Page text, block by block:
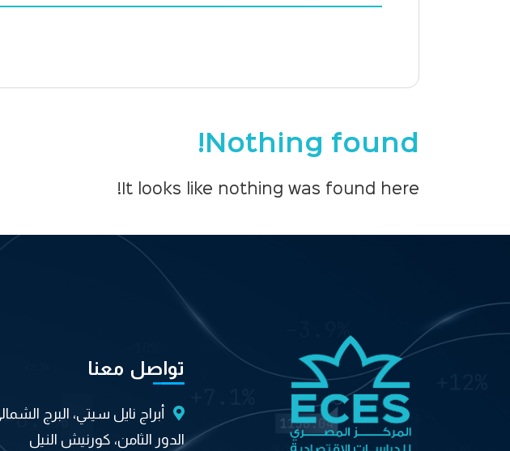
Nothing found!
It looks like nothing was found here!
تواصل معنا
أبراج نايل سيتي، البرج
الدور الثامن، كورنيش النيل